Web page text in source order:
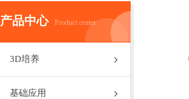
产品中心 Product center
3D培养
基础应用